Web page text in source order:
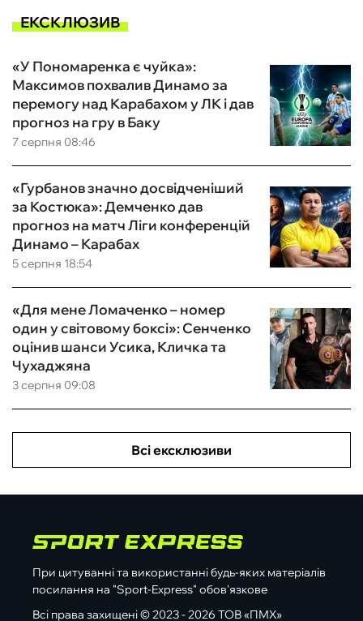
ЕКСКЛЮЗИВ
7 серпня 08:46
«У Пономаренка є чуйка»:
Максимов похвалив Динамо за
перемогу над Карабахом у ЛК і дав
прогноз на гру в Баку
5 серпня 18:54
«Гурбанов значно досвідченіший
за Костюка»: Демченко дав
прогноз на матч Ліги конференцій
Динамо – Карабах
3 серпня 09:08
«Для мене Ломаченко – номер
один у світовому боксі»: Сенченко
оцінив шанси Усика, Кличка та
Чухаджяна
Всі ексклюзиви
При цитуванні та використанні будь-яких матеріалів
посилання на "Sport-Express" обов'язкове
Всі права захищені © 2023 - 2026 ТОВ «ПМХ»